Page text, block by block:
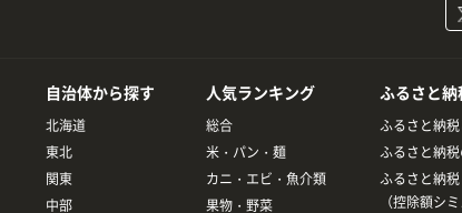
自治体から探す
北海道
東北
関東
中部
人気ランキング
総合
米・パン・麺
カニ・エビ・魚介類
果物・野菜
ふるさと納
ふるさと納税
ふるさと納
ふるさと納
（控除額シ